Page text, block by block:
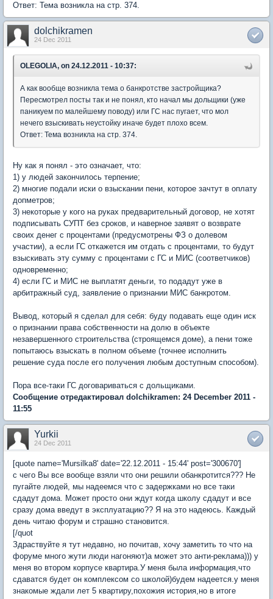
Ответ: Тема возникла на стр. 374.
dolchikramen
24 Dec 2011
OLEGOLIA, on 24.12.2011 - 10:37:
А как вообще возникла тема о банкротстве застройщика?
Пересмотрел посты так и не понял, кто начал мы дольщики (уже
паникуем по малейшему поводу) или ГС нас пугает, что мол
нечего взыскивать неустойку иначе будет плохо всем.
Ответ: Тема возникла на стр. 374.
Ну как я понял - это означает, что:
1) у людей закончилось терпение;
2) многие подали иски о взыскании пени, которое зачтут в оплату
допметров;
3) некоторые у кого на руках предварительный договор, не хотят
подписывать СУПТ без сроков, и наверное заявят о возврате
своих денег с процентами (предусмотрены ФЗ о долевом
участии), а если ГС откажется им отдать с процентами, то будут
взыскивать эту сумму с процентами с ГС и МИС (соответчиков)
одновременно;
4) если ГС и МИС не выплатят деньги, то подадут уже в
арбитражный суд, заявление о признании МИС банкротом.
Вывод, который я сделал для себя: буду подавать еще один иск
о признании права собственности на долю в объекте
незавершенного строительства (строящемся доме), а пени тоже
попытаюсь взыскать в полном объеме (точнее исполнить
решение суда после его получения любым доступным способом).
Пора все-таки ГС договариваться с дольщиками.
Сообщение отредактировал dolchikramen: 24 December 2011 -
11:55
Yurkii
24 Dec 2011
[quote name='Mursilka8' date='22.12.2011 - 15:44' post='300670']
с чего Вы все вообще взяли что они решили обанкротится??? Не
пугайте людей, мы надеемся что с задержками но все таки
сдадут дома. Может просто они ждут когда школу сдадут и все
сразу дома введут в эксплуатацию?? Я на это надеюсь. Каждый
день читаю форум и страшно становится.
[/quot
Здраствуйте я тут недавно, но почитав, хочу заметить то что на
форуме много жути люди нагоняют)а может это анти-реклама))) у
меня во втором корпусе квартира.У меня была информация,что
сдаватся будет он комплексом со школой)будем надеется.у меня
знакомые ждали лет 5 квартиру,похожия история,но в итоге